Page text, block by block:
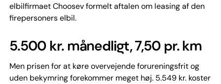
elbilfirmaet Choosev formelt aftalen om leasing af den
firepersoners elbil.
5.500 kr. månedligt, 7,50 pr. km
Men prisen for at køre overvejende forureningsfrit og
uden bekymring forekommer meget høj. 5.549 kr. koster